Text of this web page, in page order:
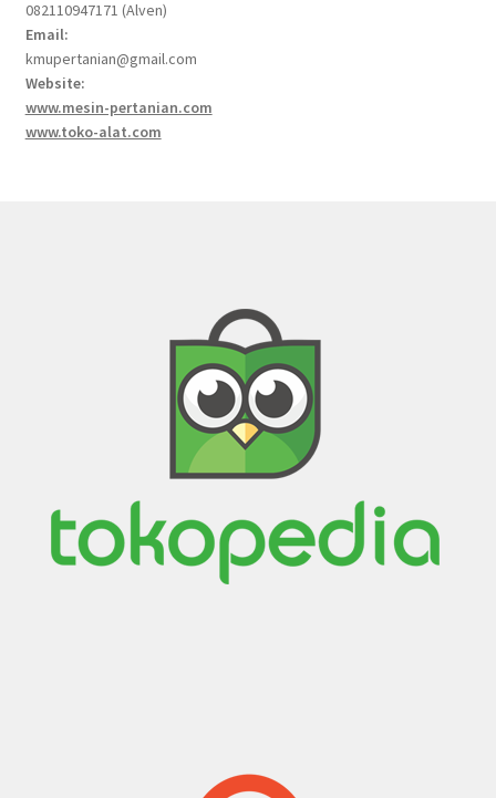
082110947171 (Alven)
Email:
kmupertanian@gmail.com
Website:
www.mesin-pertanian.com
www.toko-alat.com